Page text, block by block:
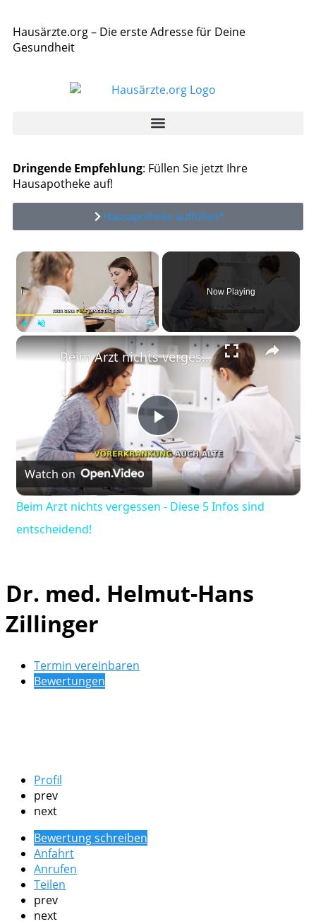
Hausärzte.org – Die erste Adresse für Deine
Gesundheit
Dringende Empfehlung: Füllen Sie jetzt Ihre
Hausapotheke auf!
Hausapotheke auffüllen*
×
Now Playing
×
Play
Video
Beim Arzt nichts vergessen - Diese 5 Infos sind entscheidend!
Watch on
Beim Arzt nichts vergessen - Diese 5 Infos sind
entscheidend!
Dr. med. Helmut-Hans
Zillinger
Termin vereinbaren
Bewertungen
Profil
prev
next
Bewertung schreiben
Anfahrt
Anrufen
Teilen
prev
next